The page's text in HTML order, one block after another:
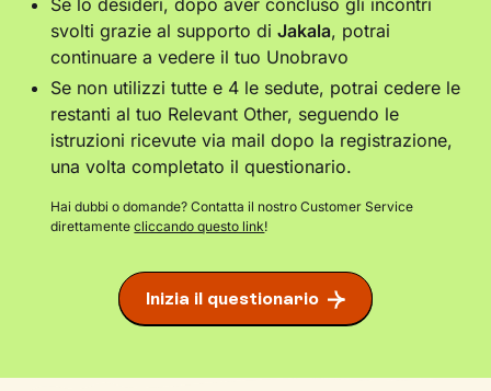
Se lo desideri, dopo aver concluso gli incontri
svolti grazie al supporto diJakala, potrai
continuare a vedere il tuo Unobravo
Se non utilizzi tutte e 4 le sedute, potrai cedere le
restanti al tuo Relevant Other, seguendo le
istruzioni ricevute via mail dopo la registrazione,
una volta completato il questionario.
Hai dubbi o domande? Contatta il nostro Customer Service
direttamentecliccando questo link!
Inizia il questionario